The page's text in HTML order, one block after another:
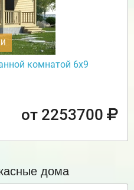
комнатой 6х9
от 2253700
дома